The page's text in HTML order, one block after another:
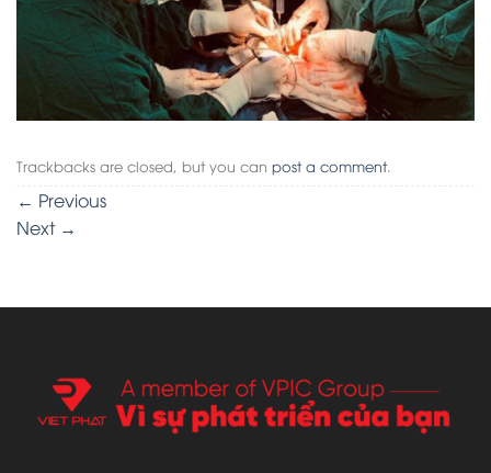
Trackbacks are closed, but you can post a comment.
← Previous
Next →